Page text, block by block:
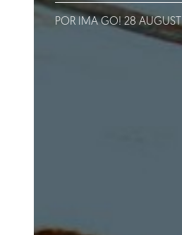
Talento
POR IMA GO! 28 AUGUST